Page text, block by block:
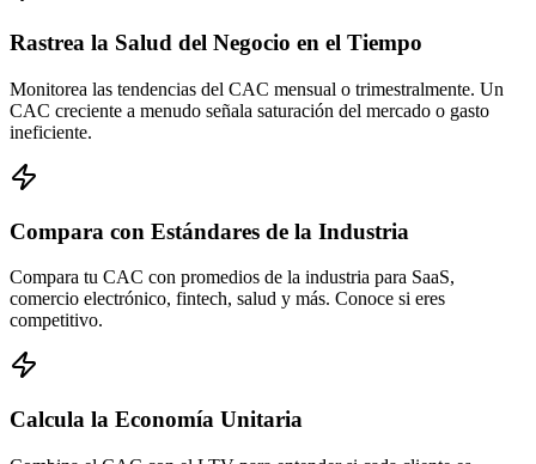
Rastrea la Salud del Negocio en el Tiempo
Monitorea las tendencias del CAC mensual o trimestralmente. Un
CAC creciente a menudo señala saturación del mercado o gasto
ineficiente.
Compara con Estándares de la Industria
Compara tu CAC con promedios de la industria para SaaS,
comercio electrónico, fintech, salud y más. Conoce si eres
competitivo.
Calcula la Economía Unitaria